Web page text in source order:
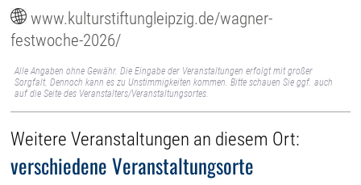
www.kulturstiftungleipzig.de/wagner-
festwoche-2026/
Alle Angaben ohne Gewähr. Die Eingabe der Veranstaltungen erfolgt mit großer
Sorgfalt. Dennoch kann es zu Unstimmigkeiten kommen. Bitte schauen Sie ggf. auch
auf die Seite des Veranstalters/Veranstaltungsortes.
Weitere Veranstaltungen an diesem Ort:
verschiedene Veranstaltungsorte